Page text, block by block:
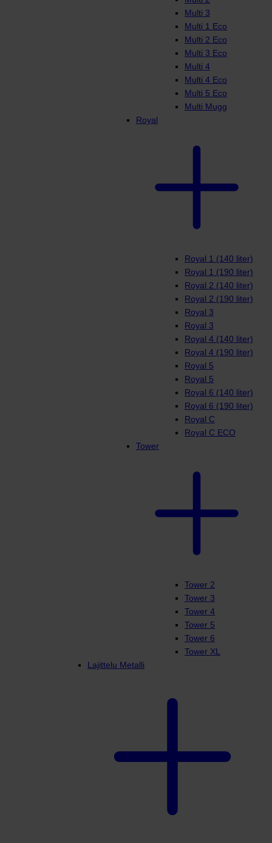
Multi 3
Multi 1 Eco
Multi 2 Eco
Multi 3 Eco
Multi 4
Multi 4 Eco
Multi 5 Eco
Multi Mugg
Royal
Royal 1 (140 liter)
Royal 1 (190 liter)
Royal 2 (140 liter)
Royal 2 (190 liter)
Royal 3
Royal 3
Royal 4 (140 liter)
Royal 4 (190 liter)
Royal 5
Royal 5
Royal 6 (140 liter)
Royal 6 (190 liter)
Royal C
Royal C ECO
Tower
Tower 2
Tower 3
Tower 4
Tower 5
Tower 6
Tower XL
Lajittelu Metalli